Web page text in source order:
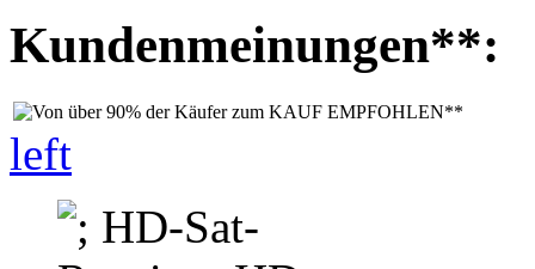
Kundenmeinungen**:
left